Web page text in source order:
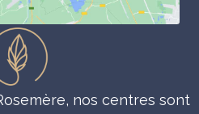
nos centres sont